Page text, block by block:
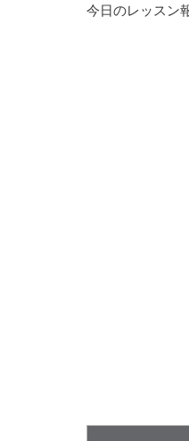
今日のレッスン